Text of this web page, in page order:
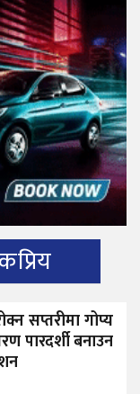
सप्तरीमा गोप्य
पारदर्शी बनाउन